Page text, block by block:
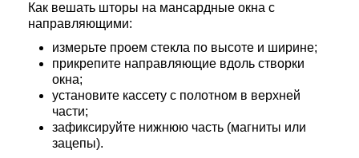
Как вешать шторы на мансардные окна с
направляющими:
измерьте проем стекла по высоте и ширине;
прикрепите направляющие вдоль створки
окна;
установите кассету с полотном в верхней
части;
зафиксируйте нижнюю часть (магниты или
зацепы).